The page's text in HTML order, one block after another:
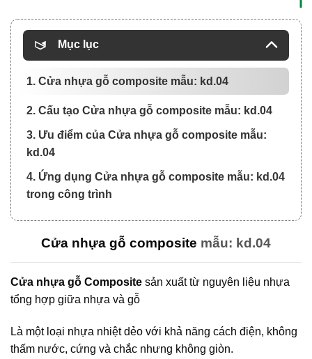
Mục lục
1. Cửa nhựa gỗ composite mẫu: kd.04
2. Cấu tạo Cửa nhựa gỗ composite mẫu: kd.04
3. Ưu điểm của Cửa nhựa gỗ composite mẫu:
kd.04
4. Ứng dụng Cửa nhựa gỗ composite mẫu: kd.04
trong công trình
Cửa nhựa gỗ composite mẫu: kd.04
Cửa nhựa gỗ Composite sản xuất từ nguyên liệu nhựa
tổng hợp giữa nhựa và gỗ
Là một loại nhựa nhiệt dẻo với khả năng cách điện, không
thấm nước, cứng và chắc nhưng không giòn.